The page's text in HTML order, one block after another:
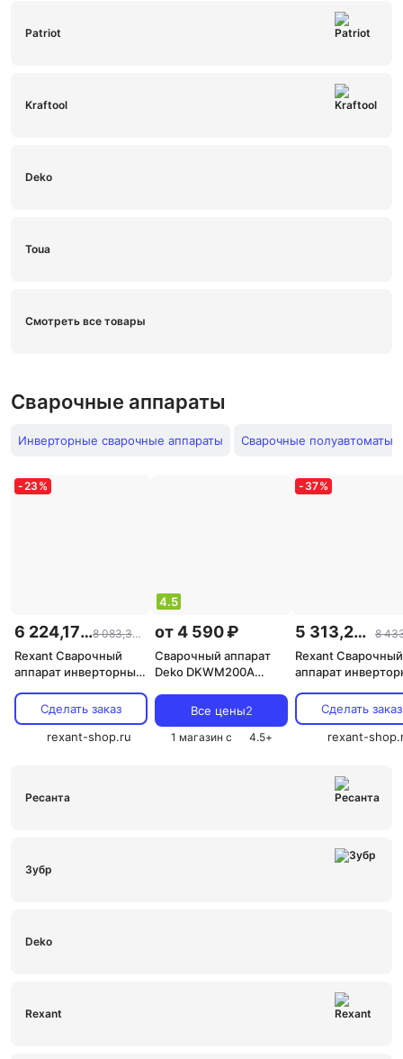
Patriot
Kraftool
Deko
Toua
Смотреть все товары
Сварочные аппараты
Инверторные сварочные аппараты Сварочные полуавтоматы
-23 %
6 224,17 ₽ 8 083,34 ₽
Rexant Сварочный
аппарат инверторный
Сделать заказ
rexant-shop.ru
4.5
от 4 590 ₽
Сварочный аппарат
Deko DKWM200A
7.8 кВт, 220В]
Все цены2
1 магазин с 4.5+
- 37%
5 313,27 ₽
Rexant Сварочный
аппарат
Сделать заказ
rexant-
Ресанта
Зубр
Deko
Rexant